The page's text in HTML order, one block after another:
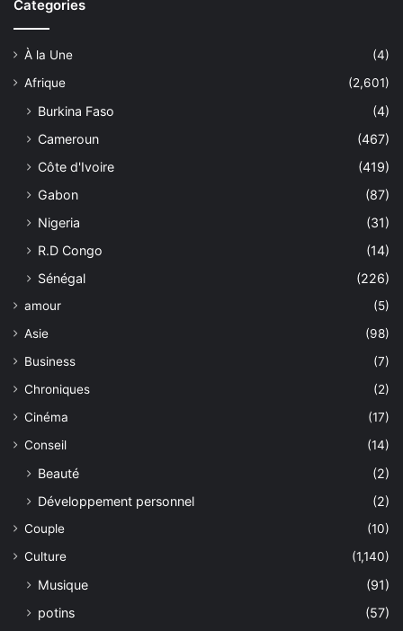
Categories
À la Une
(4)
Afrique
(2,601)
Burkina Faso
(4)
Cameroun
(467)
Côte d'Ivoire
(419)
Gabon
(87)
Nigeria
(31)
R.D Congo
(14)
Sénégal
(226)
amour
(5)
Asie
(98)
Business
(7)
Chroniques
(2)
Cinéma
(17)
Conseil
(14)
Beauté
(2)
Développement personnel
(2)
Couple
(10)
Culture
(1,140)
Musique
(91)
potins
(57)